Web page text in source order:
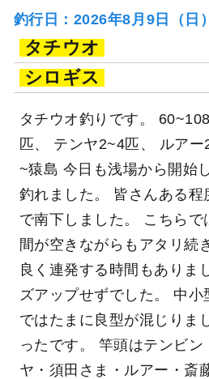
釣行日：2026年8月9日（日
タチウオ
シロギス
タチウオ釣りです。
匹、 テンヤ2~4匹、 ルア
~猿島 今日も浅場から開始
釣れました。 皆さんある程
で南下しました。 こちら
間が空きながらもアタリ続
良く連発する時間もありま
ズアップせずでした。 中
ではたまに良型が混じりま
ったです。 竿頭はテンビン
ヤ・須田さま・ルアー・斎